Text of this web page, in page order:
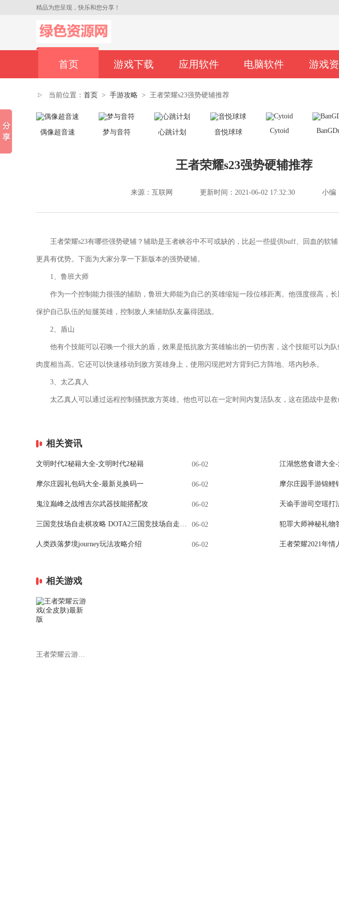
精品为您呈现，快乐和您分享！
首页 游戏下载 应用软件 电脑软件 游戏
当前位置： 首页 > 手游攻略 > 王者荣耀s23强势硬辅推荐
偶像超音速 梦与音符 心跳计划 音悦球球 Cytoid
王者荣耀s23强势硬辅推荐
来源：互联网 更新时间：2021-06-02 17:32:30 小编
王者荣耀s23有哪些强势硬辅？辅助是王者峡谷中不可或缺的，比起一些提供buff、回血的软
更具有优势。下面为大家分享一下新版本的强势硬辅。
1、鲁班大师
作为一个控制能力很强的辅助，鲁班大师能为自己的英雄缩短一段位移距离。他强度很高，
保护自己队伍的短腿英雄，控制敌人来辅助队友赢得团战。
2、盾山
他有个技能可以召唤一个很大的盾，效果是抵抗敌方英雄输出的一切伤害，这个技能可以为
肉度相当高。它还可以快速移动到敌方英雄身上，使用闪现把对方背到己方阵地、塔内秒杀。
3、太乙真人
太乙真人可以通过远程控制骚扰敌方英雄。他也可以在一定时间内复活队友，这在团战中是救
相关资讯
文明时代2秘籍大全-文明时代2秘籍 06-02 江湖悠悠食谱大全
摩尔庄园礼包码大全-最新兑换码一 06-02 摩尔庄园手游锦鲤
鬼泣巅峰之战维吉尔武器技能搭配攻 06-02 天谕手游司空瑶打
三国竞技场自走棋攻略 DOTA2三国竞技场自走棋阵容推荐(附武将羁绊图鉴) 06-02
人类跌落梦境journey玩法攻略介绍 06-02 王者荣耀2021年情
相关游戏
王者荣耀云游戏(全皮肤)最新版